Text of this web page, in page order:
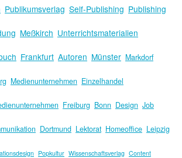
Publikumsverlag Self-Publishing Publishing
Meßkirch Unterrichtsmaterialien
Frankfurt Autoren Münster Markdorf
Medienunternehmen Einzelhandel
Freiburg Bonn Design Job
Dortmund Lektorat Homeoffice Leipzig
Popkultur Wissenschaftsverlag Content